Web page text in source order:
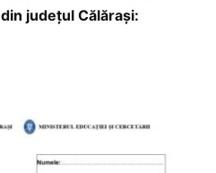
județul Călărași: